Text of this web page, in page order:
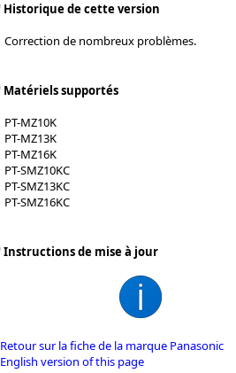
Historique de cette version
Correction de nombreux problèmes.
Matériels supportés
PT-MZ10K
PT-MZ13K
PT-MZ16K
PT-SMZ10KC
PT-SMZ13KC
PT-SMZ16KC
Instructions de mise à jour
Retour sur la fiche de la marque Panasonic
English version of this page